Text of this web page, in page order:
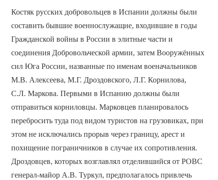
Костяк русских добровольцев в Испании должны были
составить бывшие военнослужащие, входившие в годы
Гражданской войны в России в элитные части и
соединения Добровольческой армии, затем Вооружённых
сил Юга России, названные по именам военачальников
М.В. Алексеева, М.Г. Дроздовского, Л.Г. Корнилова,
С.Л. Маркова. Первыми в Испанию должны были
отправиться корниловцы. Марковцев планировалось
перебросить туда под видом туристов на грузовиках, при
этом не исключались прорыв через границу, арест и
похищение пограничников в случае их сопротивления.
Дроздовцев, которых возглавлял отделившийся от РОВС
генерал-майор А.В. Туркул, предполагалось привлечь